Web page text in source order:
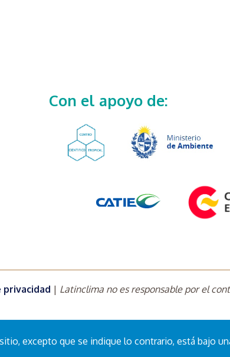
Con el apoyo de:
privacidad | Latinclima no es responsable por el
excepto que se indique lo contrario, está bajo